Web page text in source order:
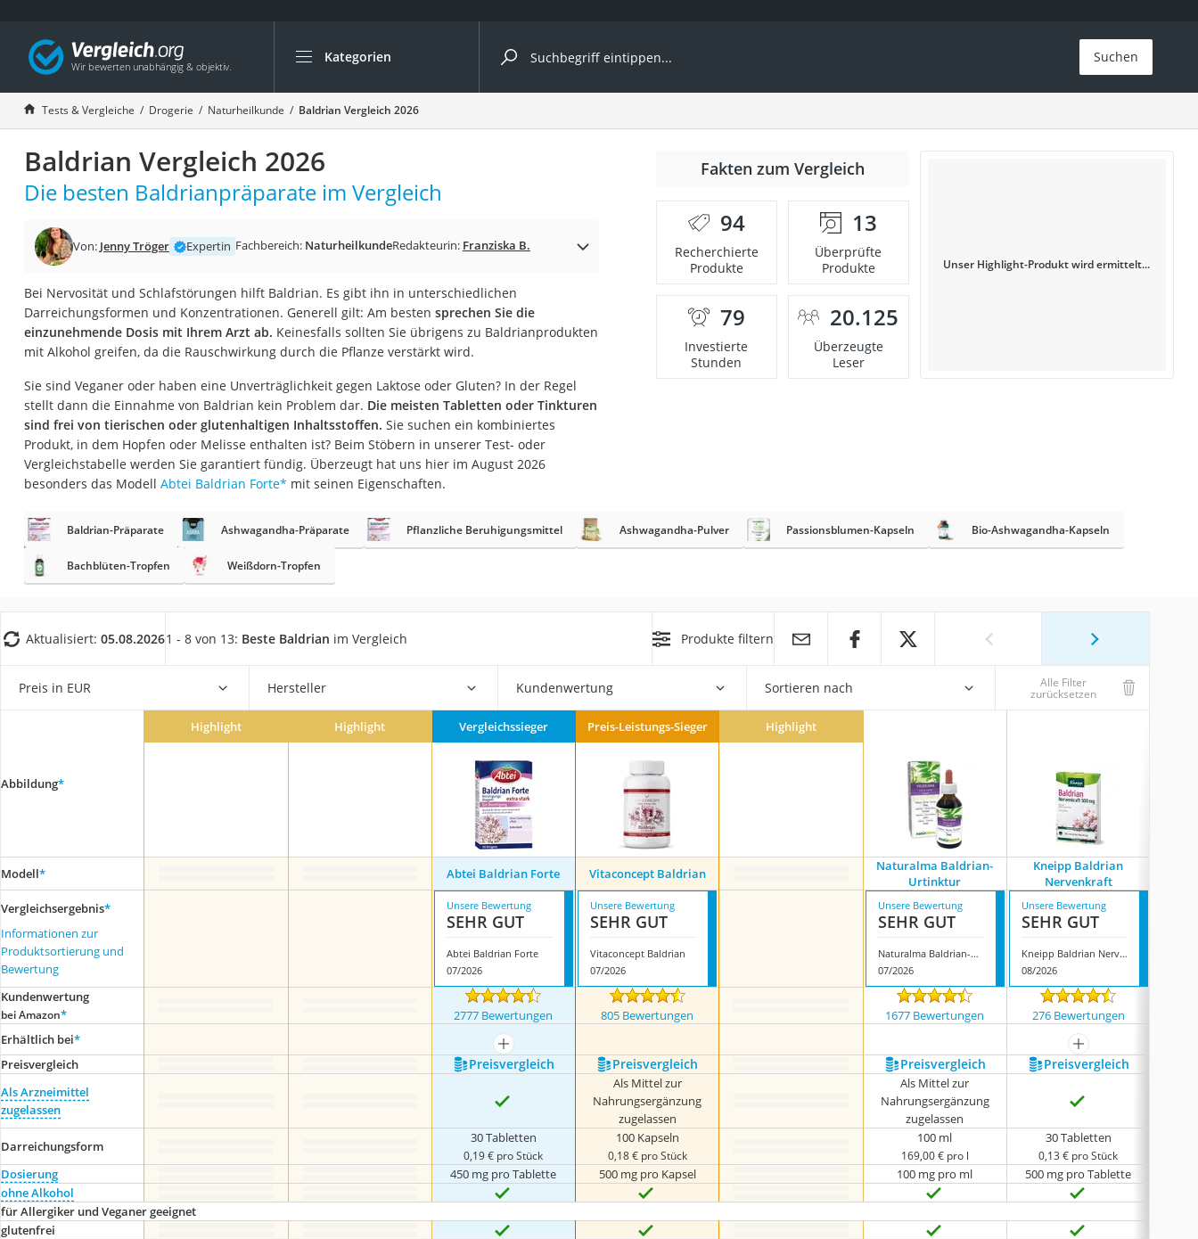
Kategorien
Die beliebtesten Vergleiche nach Kategorie
Drogerie
Inhalator
Haarschneider
Rollator
Katzenklappe (Chip)
Masturbator
Massagepistole
Epilierer
Reisehaartrockner
Eiweißpulver
Magnesiumpräparat
Katzenklappe
Nackenmassagegerät
Zeckenschutz Katze
Oral-B elektrische Zahnbürste
leichter Haartrockner
Schildkrötenhaus
Service
Suchen
Tests & Vergleiche Drogerie Naturheilkunde Baldrian Vergleich 2026
Baldrian Vergleich 2026
Die besten Baldrianpräparate im Vergleich
Von: Jenny Tröger Expertin Fachbereich: NaturheilkundeRedakteurin: Franziska B.
Bei Nervosität und Schlafstörungen hilft Baldrian. Es gibt ihn in unterschiedlichen
Darreichungsformen und Konzentrationen. Generell gilt: Am besten sprechen Sie die
einzunehmende Dosis mit Ihrem Arzt ab. Keinesfalls sollten Sie übrigens zu Baldrianprodukten
mit Alkohol greifen, da die Rauschwirkung durch die Pflanze verstärkt wird.
Sie sind Veganer oder haben eine Unverträglichkeit gegen Laktose oder Gluten? In der Regel
stellt dann die Einnahme von Baldrian kein Problem dar. Die meisten Tabletten oder Tinkturen
sind frei von tierischen oder glutenhaltigen Inhaltsstoffen. Sie suchen ein kombiniertes
Produkt, in dem Hopfen oder Melisse enthalten ist? Beim Stöbern in unserer Test- oder
Vergleichstabelle werden Sie garantiert fündig. Überzeugt hat uns hier im August 2026
besonders das Modell Abtei Baldrian Forte* mit seinen Eigenschaften.
Fakten zum Vergleich
94
Recherchierte
Produkte
13
Überprüfte
Produkte
79
Investierte
Stunden
20.125
Überzeugte
Leser
Unser Highlight-Produkt wird ermittelt...
Baldrian-Präparate Ashwagandha-Präparate Pflanzliche Beruhigungsmittel Ashwagandha-Pulver Passionsblumen-Kapseln Bio-Ashwagandha-Kapseln
Bachblüten-Tropfen Weißdorn-Tropfen
Aktualisiert: 05.08.20261 - 8 von 13: Beste Baldrian im Vergleich Produkte filtern
Preis in EUR Hersteller Kundenwertung Sortieren nach Alle Filter
zurücksetzen
Abbildung*
Highlight Highlight Vergleichssieger Preis-Leistungs-Sieger Highlight
Modell* Abtei Baldrian Forte Vitaconcept Baldrian
Naturalma Baldrian-
Urtinktur
Kneipp Baldrian
Nervenkraft
Vergleichsergebnis*
Informationen zur
Produktsortierung und
Bewertung
Unsere Bewertung
SEHR GUT
Abtei Baldrian Forte
07/2026
Unsere Bewertung
SEHR GUT
Vitaconcept Baldrian
07/2026
Unsere Bewertung
SEHR GUT
Naturalma Baldrian-Urtinktur
07/2026
Unsere Bewertung
SEHR GUT
Kneipp Baldrian Nervenkraft
08/2026
Kundenwertung
bei Amazon* 2777 Bewertungen 805 Bewertungen 1677 Bewertungen 276 Bewertungen
Erhältlich bei*
mehr anzeigen
mehr anzeigen
Preis­vergleich
Preis­vergleich Preis­vergleich Preis­vergleich Preis­vergleich
Als Arzneimittel
zugelassen
Als Mittel zur
Nahrungsergänzung
zugelassen
Als Mittel zur
Nahrungsergänzung
zugelassen
Darreichungsform
30 Tabletten
0,19 € pro Stück
100 Kapseln
0,18 € pro Stück
100 ml
169,00 € pro l
30 Tabletten
0,13 € pro Stück
Dosierung 450 mg pro Tablette 500 mg pro Kapsel 100 mg pro ml 500 mg pro Tablette
ohne Alkohol
für Allergiker und Veganer geeignet
glutenfrei